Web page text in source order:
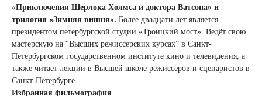
«Приключения Шерлока Холмса и доктора Ватсона» и
трилогия «Зимняя вишня». Более двадцати лет является
президентом петербургской студии «Троицкий мост». Ведёт свою
мастерскую на “Высших режиссерских курсах” в Санкт-
Петербургском государственном институте кино и телевидения, а
также читает лекции в Высшей школе режиссёров и сценаристов в
Санкт-Петербурге.
Избранная фильмография